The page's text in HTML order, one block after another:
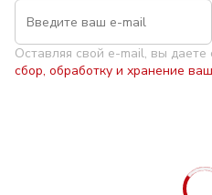
Оставляя свой e-mail, вы даете
сбор, обработку и хранение